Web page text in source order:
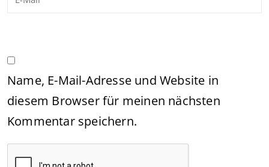
Name, E-Mail-Adresse und Website in
diesem Browser für meinen nächsten
Kommentar speichern.